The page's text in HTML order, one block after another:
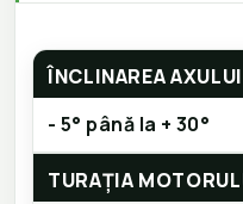
ÎNCLINAREA AXULUI
- 5° până la + 30°
TURAȚIA